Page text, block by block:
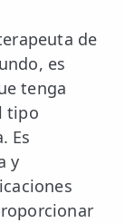
de
es
tenga
tipo
Es
y